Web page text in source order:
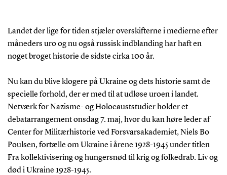
Landet der lige for tiden stjæler overskifterne i medierne efter
måneders uro og nu også russisk indblanding har haft en
noget broget historie de sidste cirka 100 år.
Nu kan du blive klogere på Ukraine og dets historie samt de
specielle forhold, der er med til at udløse uroen i landet.
Netværk for Nazisme- og Holocauststudier holder et
debatarrangement onsdag 7. maj, hvor du kan høre leder af
Center for Militærhistorie ved Forsvarsakademiet, Niels Bo
Poulsen, fortælle om Ukraine i årene 1928-1945 under titlen
Fra kollektivisering og hungersnød til krig og folkedrab. Liv og
død i Ukraine 1928-1945.